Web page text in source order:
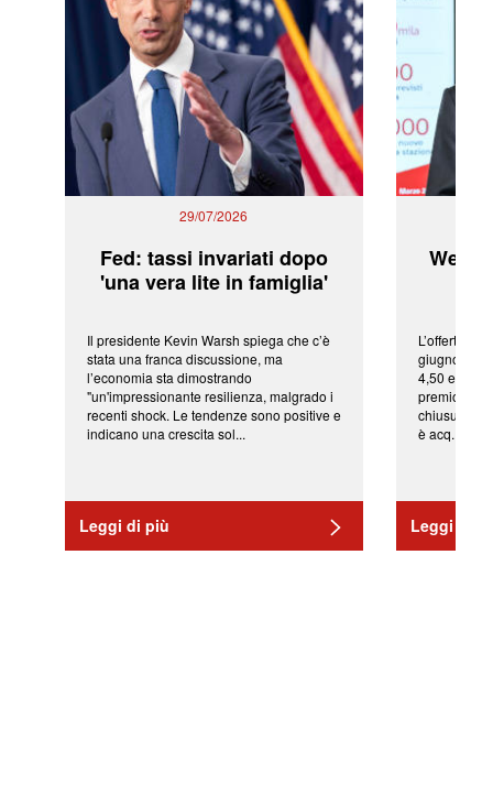
29/07/2026
Fed: tassi invariati dopo
'una vera lite in famiglia'
Il presidente Kevin Warsh spiega che c’è
stata una franca discussione, ma
l’economia sta dimostrando
"un'impressionante resilienza, malgrado i
recenti shock. Le tendenze sono positive e
indicano una crescita sol...
Leggi di più
L’offerta
giugno da
4,50 euro
premio di
chiusura
è acq...
Leggi di